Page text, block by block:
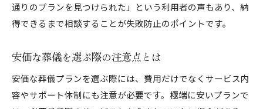
通りのプランを見つけられた」という利用者の声もあり、納
得できるまで相談することが失敗防止のポイントです。
安価な葬儀を選ぶ際の注意点とは
安価な葬儀プランを選ぶ際には、費用だけでなくサービス内
容やサポート体制にも注意が必要です。極端に安いプランで